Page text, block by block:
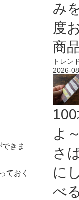
きま
ておく
み
度
商
トレン
2026-
よ
さ
に
べ